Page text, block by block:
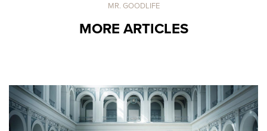
MR. GOODLIFE
MORE ARTICLES